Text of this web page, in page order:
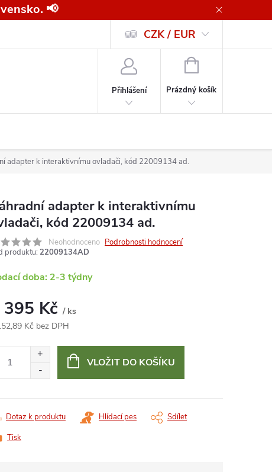
📢
Všeobecné obchodní podmínky pro kupující společnosti
CZK / EUR
Přihlášení
NÁKUPNÍ
Prázdný košík
adapter k interaktivnímu ovladači, kód 22009134 ad.
adapter k interaktivnímu
kód 22009134 ad.
Neohodnoceno Podrobnosti hodnocení
produktu: 22009134AD
doba: 2-3 týdny
395 Kč / ks
Kč bez DPH
VLOŽIT DO KOŠÍKU
Tisk
Dotaz k produktu Hlídací pes Sdílet